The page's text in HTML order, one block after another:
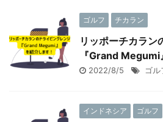
ゴルフ チカラン
リッポーチカラン
『Grand Megumi
2022/8/5 ゴル
インドネシア ゴルフ